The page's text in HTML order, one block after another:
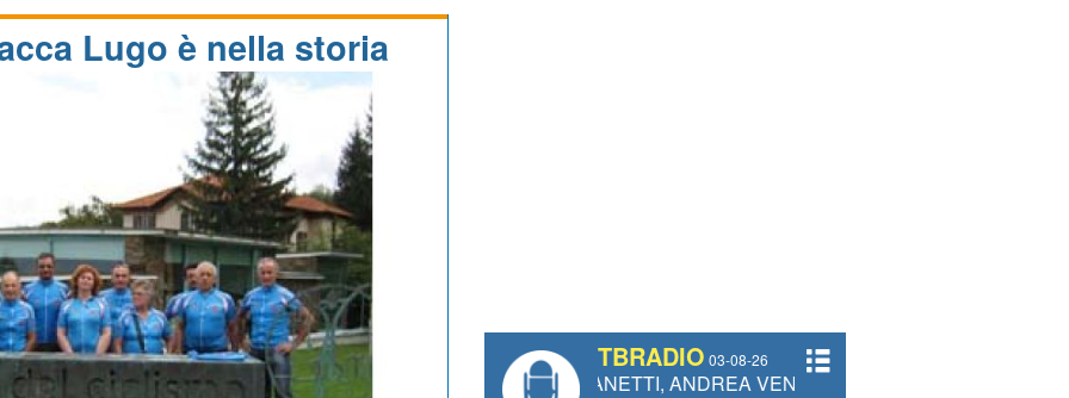
Lugo è nella storia
TBRADIO 03-08-26
#334 CHARLY WEGELIUS, MAURO GIANETTI, ANDREA VENDRAME, FILIPPO FIORELLI